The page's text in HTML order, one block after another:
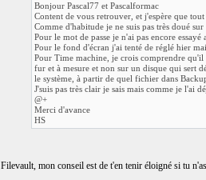
Bonjour Pascal77 et Pascalformac
Content de vous retrouver, et j'espère que
Comme d'habitude je ne suis pas très doué sur
Pour le mot de passe je n'ai pas encore
Pour le fond d'écran j'ai tenté de réglé hier
Pour Time machine, je crois comprendre
fur et à mesure et non sur un disque qui sert
le système, à partir de quel fichier dans
J'suis pas très clair je sais mais comme je l'ai
@+
Merci d'avance
HS
Filevault, mon conseil est de t'en tenir éloigné si tu